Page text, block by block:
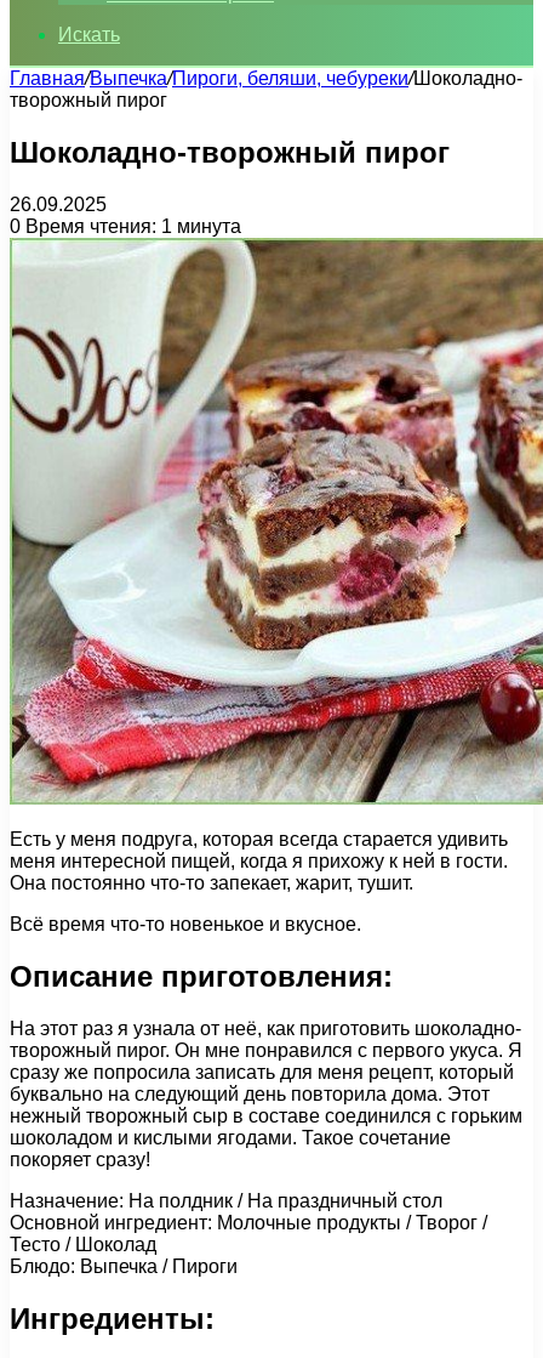
Искать
Главная/Выпечка/Пироги, беляши, чебуреки/Шоколадно-
творожный пирог
Шоколадно-творожный пирог
26.09.2025
0 Время чтения: 1 минута
Есть у меня подруга, которая всегда старается удивить
меня интересной пищей, когда я прихожу к ней в гости.
Она постоянно что-то запекает, жарит, тушит.
Всё время что-то новенькое и вкусное.
Описание приготовления:
На этот раз я узнала от неё, как приготовить шоколадно-
творожный пирог. Он мне понравился с первого укуса. Я
сразу же попросила записать для меня рецепт, который
буквально на следующий день повторила дома. Этот
нежный творожный сыр в составе соединился с горьким
шоколадом и кислыми ягодами. Такое сочетание
покоряет сразу!
Назначение: На полдник / На праздничный стол
Основной ингредиент: Молочные продукты / Творог /
Тесто / Шоколад
Блюдо: Выпечка / Пироги
Ингредиенты: